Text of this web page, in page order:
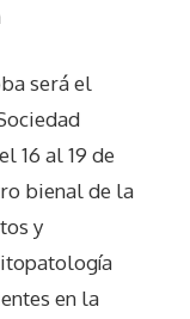
será el
16 al 19 de
bienal de la
y
en la